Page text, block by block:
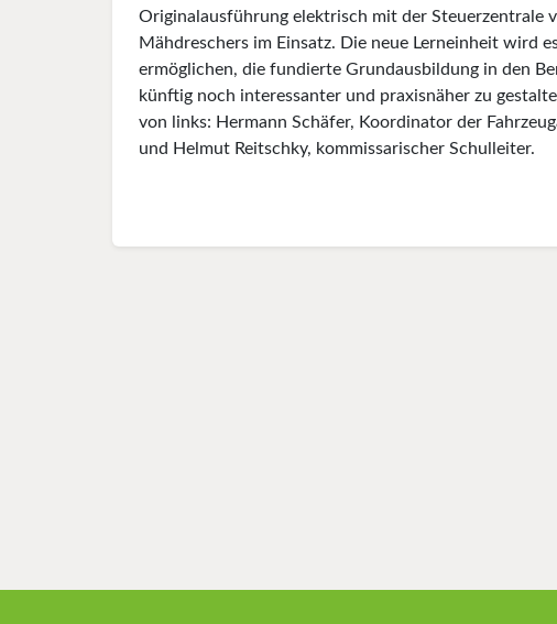
Originalausführung elektrisch mit der Steuerzentrale
Mähdreschers im Einsatz. Die neue Lerneinheit wird
ermöglichen, die fundierte Grundausbildung in den
künftig noch interessanter und praxisnäher zu
von links: Hermann Schäfer, Koordinator der
und Helmut Reitschky, kommissarischer Schulleiter.